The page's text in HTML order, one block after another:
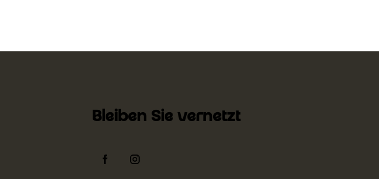
Bleiben Sie vernetzt